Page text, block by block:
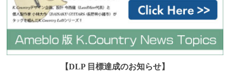
2023.12.30
Topics
新春大感謝祭2024のお知らせ
2023.09.14
【DLP 目標達成のお知らせ】